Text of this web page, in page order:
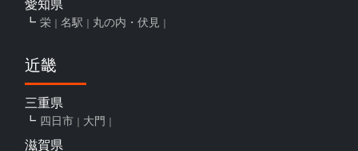
愛知県
栄 名駅 丸の内・伏見
近畿
三重県
四日市 大門
滋賀県